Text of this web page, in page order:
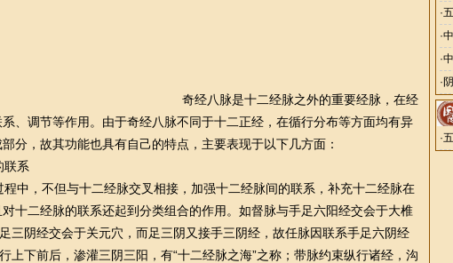
奇经八脉是十二经脉之外的重要经脉，在经
、调节等作用。由于奇经八脉不同于十二正经，在循行分布等方面均有异
分，故其功能也具有自己的特点，主要表现于以下几方面：
系
中，不但与十二经脉交叉相接，加强十二经脉间的联系，补充十二经脉在
十二经脉的联系还起到分类组合的作用。如督脉与手足六阳经交会于大椎
三阴经交会于关元穴，而足三阴又接手三阴经，故任脉因联系手足六阴经
上下前后，渗灌三阴三阳，有“十二经脉之海”之称；带脉约束纵行诸经，沟
·
·
·
·
·